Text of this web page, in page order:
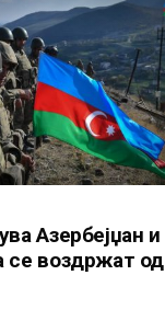
Азербејџан и
се воздржат од